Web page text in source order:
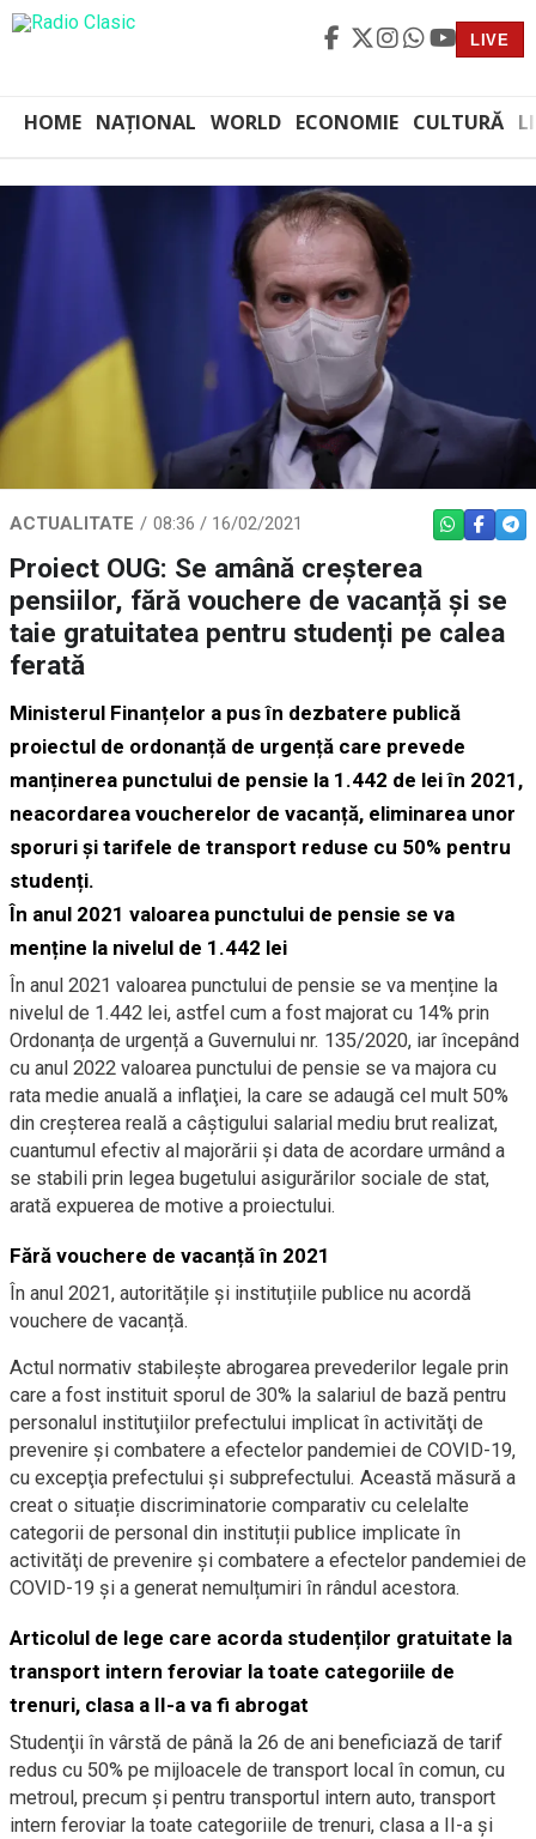
LIVE
HOME NAȚIONAL WORLD ECONOMIE CULTURĂ
ACTUALITATE 08:36 / 16/02/2021 WHATSAPP
Proiect OUG: Se amână creșterea
pensiilor, fără vouchere de vacanță și se
taie gratuitatea pentru studenți pe calea
ferată
Ministerul Finanțelor a pus în dezbatere publică
proiectul de ordonanță de urgență care prevede
manținerea punctului de pensie la 1.442 de lei în 2021,
neacordarea voucherelor de vacanță, eliminarea unor
sporuri și tarifele de transport reduse cu 50% pentru
studenți.
În anul 2021 valoarea punctului de pensie se va
menține la nivelul de 1.442 lei
În anul 2021 valoarea punctului de pensie se va menține la
nivelul de 1.442 lei, astfel cum a fost majorat cu 14% prin
Ordonanța de urgență a Guvernului nr. 135/2020, iar începând
cu anul 2022 valoarea punctului de pensie se va majora cu
rata medie anuală a inflaţiei, la care se adaugă cel mult 50%
din creşterea reală a câştigului salarial mediu brut realizat,
cuantumul efectiv al majorării și data de acordare urmând a
se stabili prin legea bugetului asigurărilor sociale de stat,
arată expuerea de motive a proiectului.
Fără vouchere de vacanță în 2021
În anul 2021, autoritățile și instituțiile publice nu acordă
vouchere de vacanță.
Actul normativ stabilește abrogarea prevederilor legale prin
care a fost instituit sporul de 30% la salariul de bază pentru
personalul instituţiilor prefectului implicat în activităţi de
prevenire şi combatere a efectelor pandemiei de COVID-19,
cu excepţia prefectului şi subprefectului. Această măsură a
creat o situație discriminatorie comparativ cu celelalte
categorii de personal din instituții publice implicate în
activităţi de prevenire şi combatere a efectelor pandemiei de
COVID-19 și a generat nemulțumiri în rândul acestora.
Articolul de lege care acorda studenților gratuitate la
transport intern feroviar la toate categoriile de
trenuri, clasa a II-a va fi abrogat
Studenţii în vârstă de până la 26 de ani beneficiază de tarif
redus cu 50% pe mijloacele de transport local în comun, cu
metroul, precum și pentru transportul intern auto, transport
intern feroviar la toate categoriile de trenuri, clasa a II-a şi